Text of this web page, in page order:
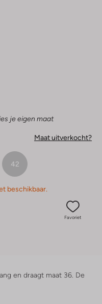
je eigen maat
Maat uitverkocht?
42
beschikbaar.
Favoriet
en draagt maat 36. De